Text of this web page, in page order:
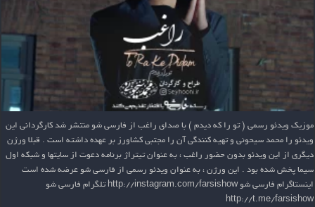
موزیک ویدئو رسمی ( تو را که دیدم ) با صدای راغب از فارسی شو منتشر شد کارگردانی این
ویدئو را محمد سیحونی و تهیه کنندگی آن را مجتبی کشاورز بر عهده داشته است . قبلا ورژن
دیگری از این ویدئو بدون حضور راغب ، به عنوان تیتراژ برنامه دعوت از سایتها و شبکه اول
سیما پخش شده بود . این ورژن ، به عنوان ویدئو رسمی از فارسی شو عرضه شده است
اینستاگرام فارسی شو http://instagram.com/farsishow تلگرام فارسی شو
http://t.me/farsishow